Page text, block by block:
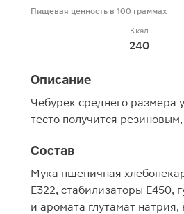
Пищевая ценность в 100 граммах
Ккал
240
Описание
Чебурек среднего размера
тесто получится
Состав
Мука пшеничная
Е322, стабилизаторы Е450,
и аромата глутамат